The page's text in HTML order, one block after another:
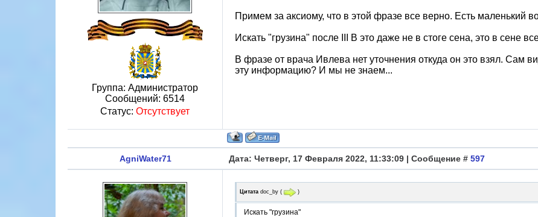
Группа: Администратор
Сообщений: 6514
Статус: Отсутствует
Примем за аксиому, что в этой фразе все верно. Есть маленький
Искать "грузина" после III В это даже не в стоге сена, это в сене
В фразе от врача Ивлева нет уточнения откуда он это взял. Сам
эту информацию? И мы не знаем...
AgniWater71 Дата: Четверг, 17 Февраля 2022, 11:33:09 | Сообщение # 597
Цитата doc_by ( )
Искать "грузина"